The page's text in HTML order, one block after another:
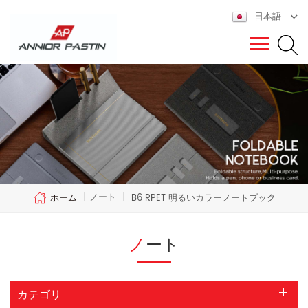
日本語
ホーム | ノート | B6 RPET 明るいカラーノートブック
ノート
カテゴリ